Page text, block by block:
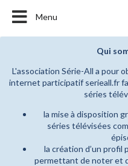
Menu
Qui
L'association Série-All a pour
internet participatif serieall.fr
séries
la mise à disposition
séries télévisées
la création d’un
permettant de noter et